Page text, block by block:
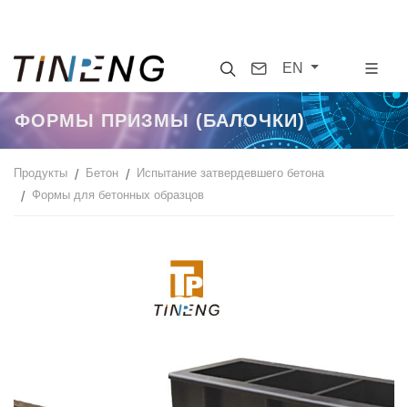
SearchContact
EN
ФОРМЫ ПРИЗМЫ (БАЛОЧКИ)
Продукты Бетон
Испытание затвердевшего бетона
Формы для бетонных образцов